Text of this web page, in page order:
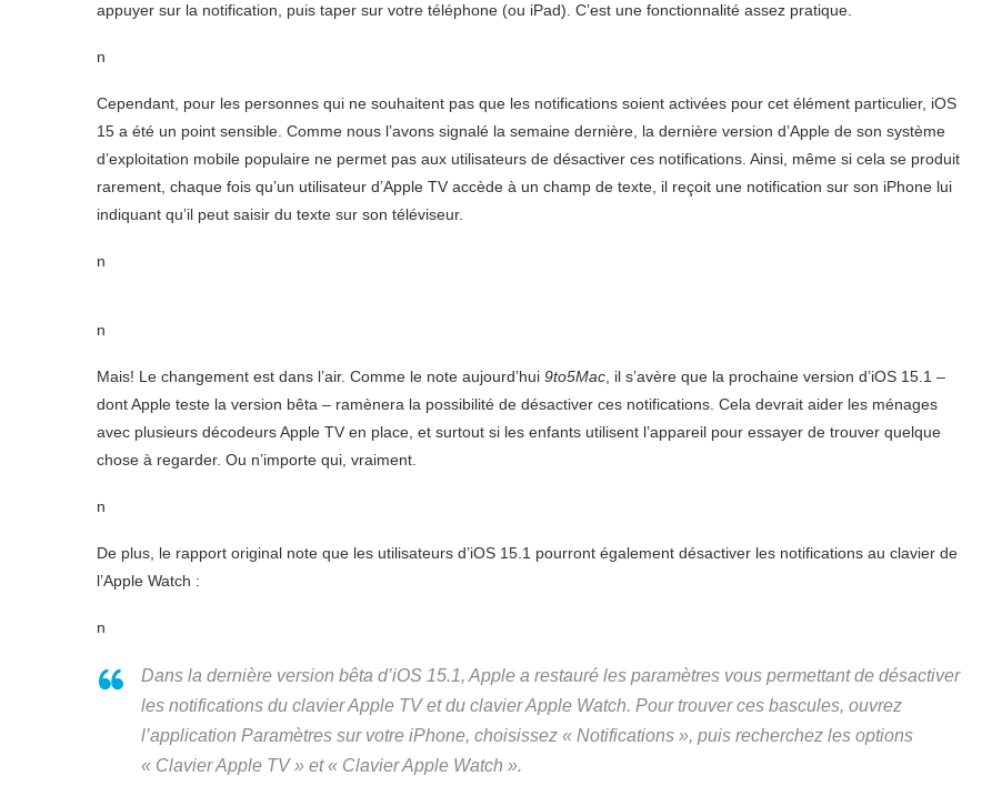
appuyer sur la notification, puis taper sur votre téléphone (ou iPad). C’est une fonctionnalité assez pratique.
n
Cependant, pour les personnes qui ne souhaitent pas que les notifications soient activées pour cet élément particulier, iOS
15 a été un point sensible. Comme nous l’avons signalé la semaine dernière, la dernière version d’Apple de son système
d’exploitation mobile populaire ne permet pas aux utilisateurs de désactiver ces notifications. Ainsi, même si cela se produit
rarement, chaque fois qu’un utilisateur d’Apple TV accède à un champ de texte, il reçoit une notification sur son iPhone lui
indiquant qu’il peut saisir du texte sur son téléviseur.
n
n
Mais! Le changement est dans l’air. Comme le note aujourd’hui 9to5Mac , il s’avère que la prochaine version d’iOS 15.1 –
dont Apple teste la version bêta – ramènera la possibilité de désactiver ces notifications. Cela devrait aider les ménages
avec plusieurs décodeurs Apple TV en place, et surtout si les enfants utilisent l’appareil pour essayer de trouver quelque
chose à regarder. Ou n’importe qui, vraiment.
n
De plus, le rapport original note que les utilisateurs d’iOS 15.1 pourront également désactiver les notifications au clavier de
l’Apple Watch :
n
Dans la dernière version bêta d’iOS 15.1, Apple a restauré les paramètres vous permettant de désactiver
les notifications du clavier Apple TV et du clavier Apple Watch. Pour trouver ces bascules, ouvrez
l’application Paramètres sur votre iPhone, choisissez « Notifications », puis recherchez les options
« Clavier Apple TV » et « Clavier Apple Watch ».